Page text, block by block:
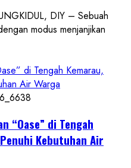
DIY – Sebuah
modus menjanjikan
di Tengah Kemarau,
Air Warga
“Oase” di Tengah
Kebutuhan Air